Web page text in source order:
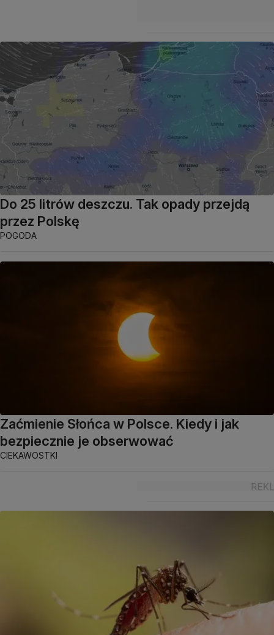
Do 25 litrów deszczu. Tak opady przejdą
przez Polskę
POGODA
Zaćmienie Słońca w Polsce. Kiedy i jak
bezpiecznie je obserwować
CIEKAWOSTKI